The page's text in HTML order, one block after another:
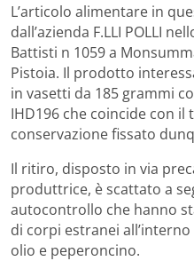
L’articolo alimentare in
dall’azienda F.LLI POLLI
Battisti n 1059 a
Pistoia. Il prodotto
in vasetti da 185 grammi
IHD196 che coincide con
conservazione fissato
Il ritiro, disposto in via
produttrice, è scattato a
autocontrollo che hanno
di corpi estranei
olio e peperoncino.